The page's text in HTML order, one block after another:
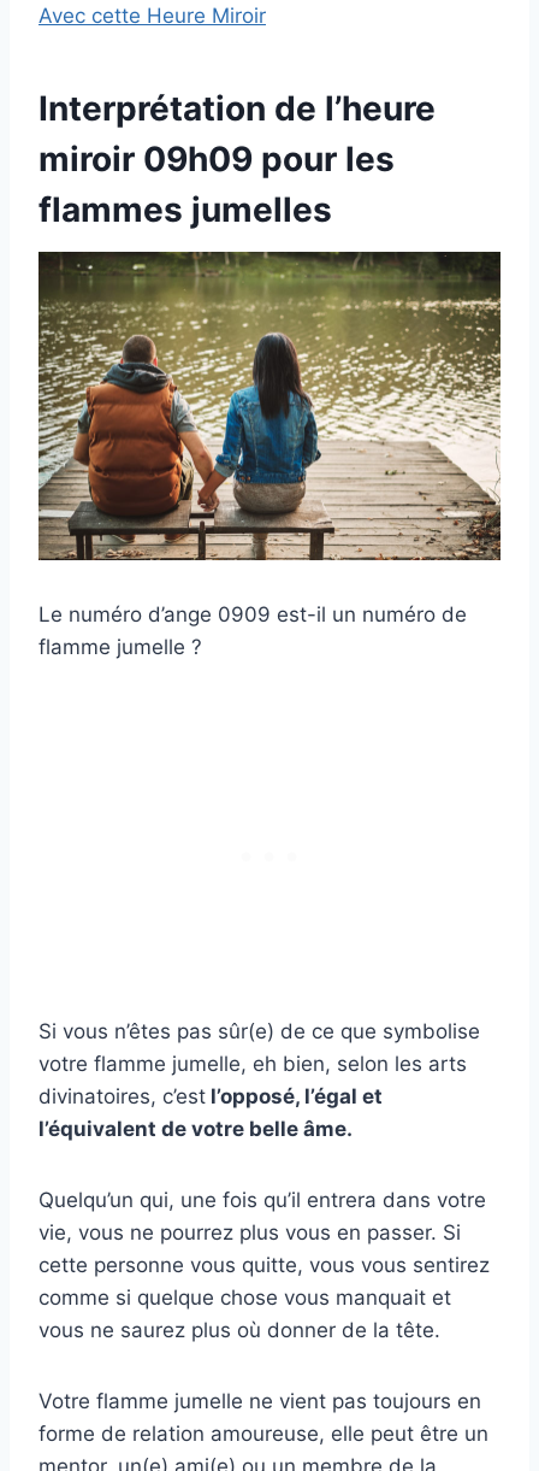
Avec cette Heure Miroir
Interprétation de l’heure
miroir 09h09 pour les
flammes jumelles
Le numéro d’ange 0909 est-il un numéro de
flamme jumelle ?
Si vous n’êtes pas sûr(e) de ce que symbolise
votre flamme jumelle, eh bien, selon les arts
divinatoires, c’est l’opposé, l’égal et
l’équivalent de votre belle âme.
Quelqu’un qui, une fois qu’il entrera dans votre
vie, vous ne pourrez plus vous en passer. Si
cette personne vous quitte, vous vous sentirez
comme si quelque chose vous manquait et
vous ne saurez plus où donner de la tête.
Votre flamme jumelle ne vient pas toujours en
forme de relation amoureuse, elle peut être un